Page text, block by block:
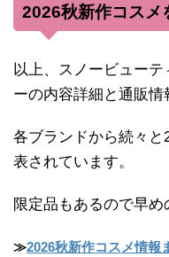
2026秋新作コスメ
以上、スノービュー
ーの内容詳細と通販情
各ブランドから続々と
表されています。
限定品もあるので早め
≫2026秋新作コスメ情報